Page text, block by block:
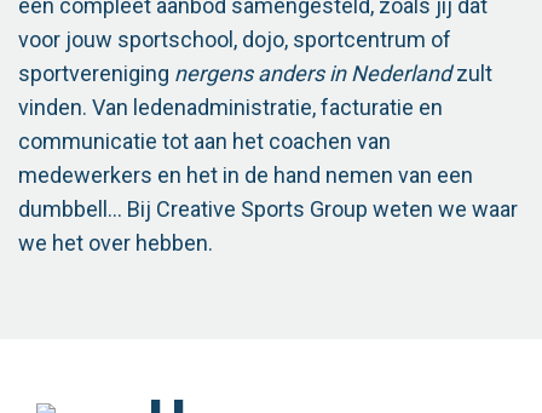
een compleet aanbod samengesteld, zoals jij dat
voor jouw sportschool, dojo, sportcentrum of
sportvereniging nergens anders in Nederlandzult
vinden. Van ledenadministratie, facturatie en
communicatie tot aan het coachen van
medewerkers en het in de hand nemen van een
dumbbell… Bij Creative Sports Group weten we waar
we het over hebben.